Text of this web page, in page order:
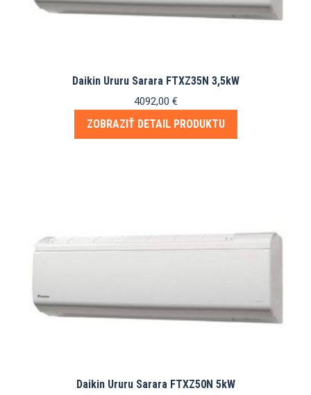
Daikin Ururu Sarara FTXZ35N 3,5kW
4092,00 €
ZOBRAZIŤ DETAIL PRODUKTU
Daikin Ururu Sarara FTXZ50N 5kW